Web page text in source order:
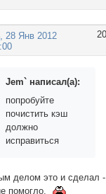
20
28 Янв 2012
Jem` написал(а):
попробуйте
почистить кэш
должно
исправиться
делом это и сделал -
помогло.